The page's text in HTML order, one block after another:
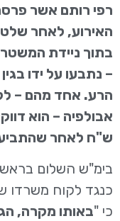
רפי רותם אשר
האירוע, לאחר
בתוך ניידת
– נתבעו על ידו
הרע. אחד מהם –
ש"ח לאחר
בימ"ש השלום
כנגד לקוח משרדו
כי "באותו מקרה,